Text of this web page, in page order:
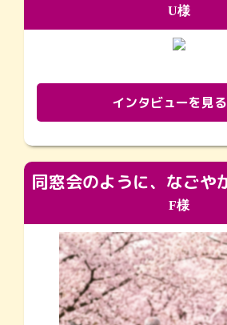
U様
インタビューを見る
F様